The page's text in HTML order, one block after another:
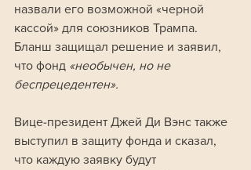
назвали его возможной «черной
кассой» для союзников Трампа.
Бланш защищал решение и заявил,
что фонд «необычен, но не
беспрецедентен».
Вице-президент Джей Ди Вэнс также
выступил в защиту фонда и сказал,
что каждую заявку будут